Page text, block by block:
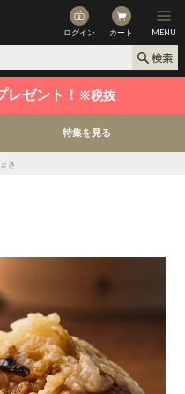
ログイン カート MENU
ゼント！ ※税抜
特集を見る
き